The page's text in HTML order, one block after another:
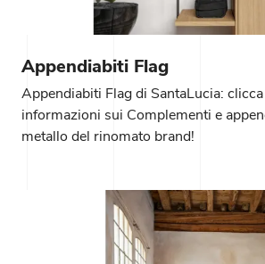
Appendiabiti Flag
Appendiabiti Flag di SantaLucia:
informazioni sui Complementi e
metallo del rinomato brand!